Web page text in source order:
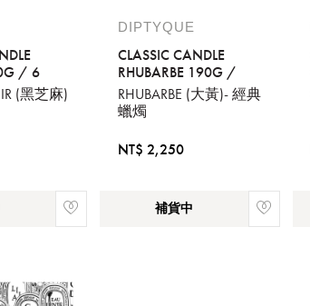
/ 6
(黑芝麻)
DIPTYQUE
CLASSIC CANDLE
RHUBARBE 190G /
RHUBARBE (大黃)- 經典
蠟燭
NT$ 2,250
補貨中